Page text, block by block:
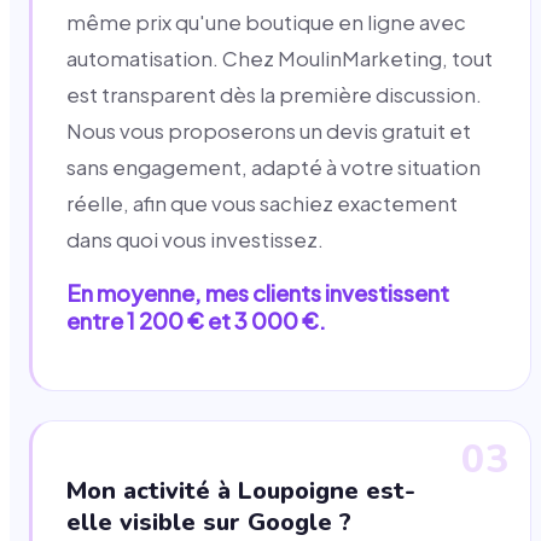
même prix qu'une boutique en ligne avec
automatisation. Chez MoulinMarketing, tout
est transparent dès la première discussion.
Nous vous proposerons un devis gratuit et
sans engagement, adapté à votre situation
réelle, afin que vous sachiez exactement
dans quoi vous investissez.
En moyenne, mes clients investissent
entre 1 200 € et 3 000 €.
03
Mon activité à Loupoigne est-
elle visible sur Google ?